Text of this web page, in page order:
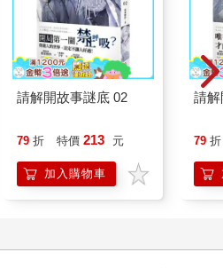
請解開故事謎底 02
79 折 特價 213 元
加入購物車
請解
79 折